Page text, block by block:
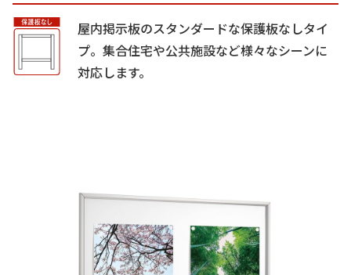
屋内掲示板のスタンダードな保護板なしタイ
プ。集合住宅や公共施設など様々なシーンに
対応します。